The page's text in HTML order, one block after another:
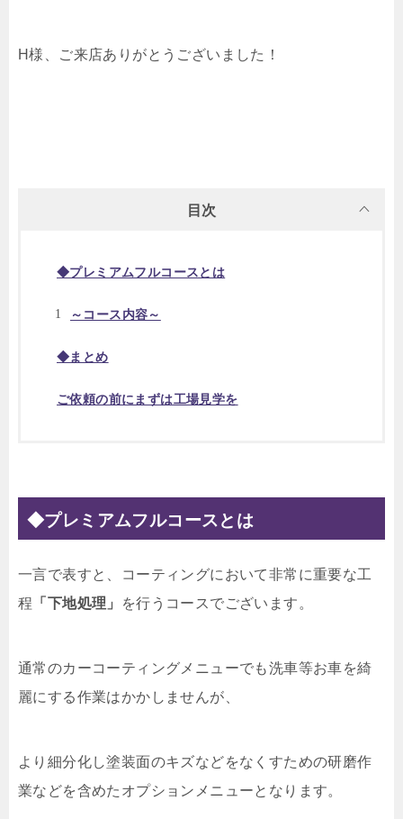
H様、ご来店ありがとうございました！
目次
◆プレミアムフルコースとは
～コース内容～
◆まとめ
ご依頼の前にまずは工場見学を
◆プレミアムフルコースとは
一言で表すと、コーティングにおいて非常に重要な工
程 「下地処理」 を行うコースでございます。
通常のカーコーティングメニューでも洗車等お車を綺
麗にする作業はかかしませんが、
より細分化し塗装面のキズなどをなくすための研磨作
業などを含めたオプションメニューとなります。